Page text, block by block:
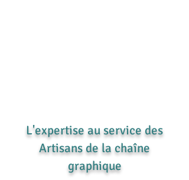
L'expertise au service des
Artisans de la chaîne
graphique